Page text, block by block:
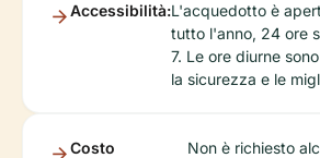
Accessibilità:L'acquedotto è
tutto l'anno, 24 ore
7. Le ore diurne
la sicurezza e le
Costo
Non è richiesto